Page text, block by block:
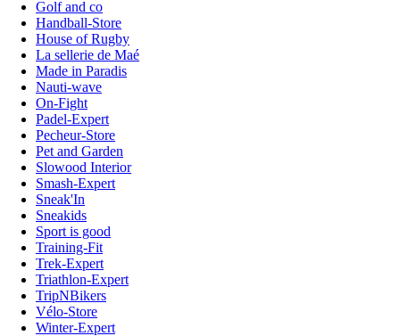
Golf and co
Handball-Store
House of Rugby
La sellerie de Maé
Made in Paradis
Nauti-wave
On-Fight
Padel-Expert
Pecheur-Store
Pet and Garden
Slowood Interior
Smash-Expert
Sneak'In
Sneakids
Sport is good
Training-Fit
Trek-Expert
Triathlon-Expert
TripNBikers
Vélo-Store
Winter-Expert